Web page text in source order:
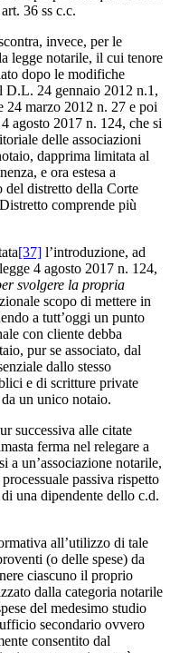
36 ss c.c.
invece, per le
legge notarile, il cui tenore
dopo le modifiche
D.L. 24 gennaio 2012 n.1,
marzo 2012 n. 27 e poi
agosto 2017 n. 124, che si
delle associazioni
dapprima limitata al
e ora estesa a
del distretto della Corte
comprende più
[37] l’introduzione, ad
4 agosto 2017 n. 124,
svolgere la propria
scopo di mettere in
a tutt’oggi un punto
con cliente debba
pur se associato, dal
dallo stesso
e di scritture private
un unico notaio.
successiva alle citate
ferma nel relegare a
a un’associazione notarile,
passiva rispetto
una dipendente dello c.d.
all’utilizzo di tale
(o delle spese) da
ciascuno il proprio
dalla categoria notarile
del medesimo studio
secondario ovvero
consentito dal